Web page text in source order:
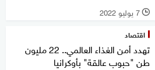
l 7 يوليو 2022
اقتصاد
تهدد أمن الغذاء العالمي.. 22 مليون
طن "حبوب عالقة" بأوكرانيا